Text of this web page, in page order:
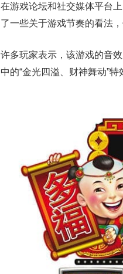
在游戏论坛和社交媒体平台
了一些关于游戏节奏的看法
许多玩家表示，该游戏的音
中的“金光四溢、财神舞动”特